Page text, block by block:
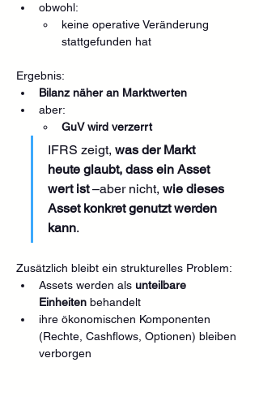
obwohl:
keine operative Veränderung
stattgefunden hat
Ergebnis:
Bilanz näher an Marktwerten
aber:
GuV wird verzerrt
IFRS zeigt, was der Markt
heute glaubt, dass ein Asset
wert ist –aber nicht, wie dieses
Asset konkret genutzt werden
kann.
Zusätzlich bleibt ein strukturelles Problem:
Assets werden als unteilbare
Einheiten behandelt
ihre ökonomischen Komponenten
(Rechte, Cashflows, Optionen) bleiben
verborgen